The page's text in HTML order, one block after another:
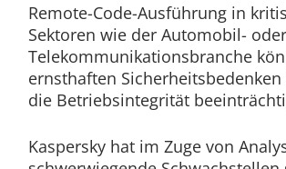
Remote-Code-Ausführung in
Sektoren wie der Automobil- oder
Telekommunikationsbranche
ernsthaften
die Betriebsintegrität
Kaspersky hat im Zuge von